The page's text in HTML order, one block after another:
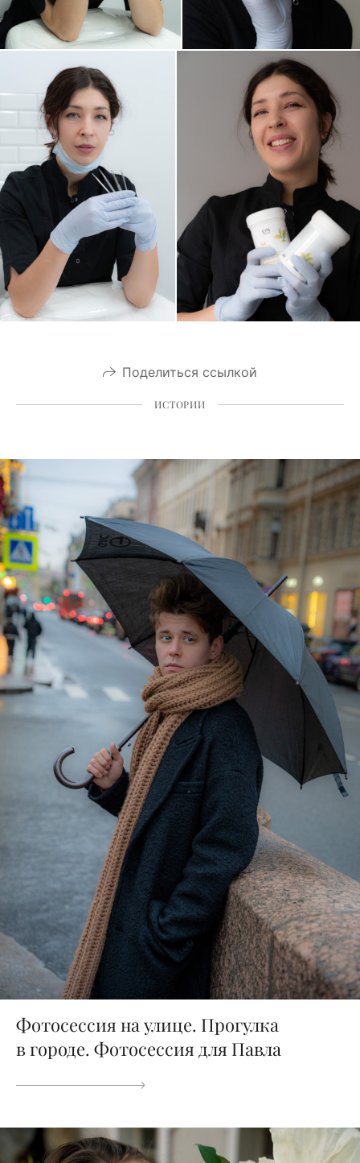
Поделиться ссылкой
ИСТОРИИ
Фотосессия на улице. Прогулка
в городе. Фотосессия для Павла